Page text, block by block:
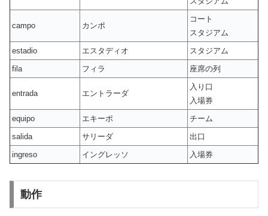
campo カンポ
コート
スタジアム
estadio
エスタディオ
スタジアム
fila
フィラ 座席の列
entrada エントラーダ
入り口
入場券
equipo
エキーポ
チーム
salida
サリーダ
出口
ingreso
イングレッソ 入場券
動作